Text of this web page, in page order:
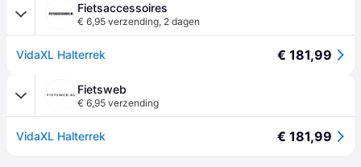
Fietsaccessoires
€ 6,95 verzending, 2 dagen
VidaXL Halterrek € 181,99
Fietsweb
€ 6,95 verzending
VidaXL Halterrek € 181,99